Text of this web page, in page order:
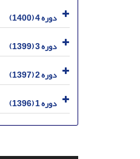
دوره 4 (1400)
دوره 3 (1399)
دوره 2 (1397)
دوره 1 (1396)